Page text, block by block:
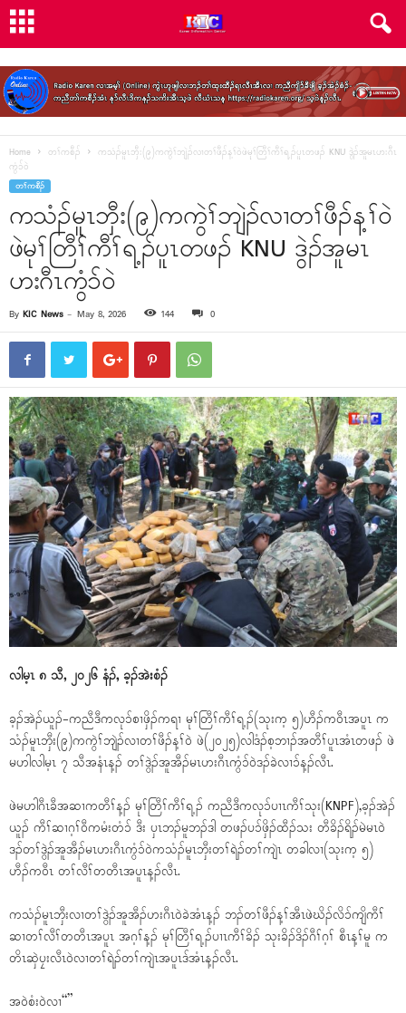
Home တၢ်ကစီၣ်
ကသံၣ်မူၤဘှီး(၉)ကကွဲၢ်ဘျဲၣ်လၢတၢ်ဖီၣ်န့ၢ်ဝဲဖဲမုၢ်တြီၢ်ကီၢ်ရ့ၣ်ပူၤတဖၣ် KNU ဒွဲၣ်အူမၤဟးဂီၤ
ကွံၥ်ဝဲ
တၢ်ကစီၣ်
ကသံၣ်မူၤဘှီး(၉)ကကွဲၢ်ဘျဲၣ်လၢတၢ်ဖီၣ်န့ၢ်ဝဲ
ဖဲမုၢ်တြီၢ်ကီၢ်ရ့ၣ်ပူၤတဖၣ် KNU ဒွဲၣ်အူမၤ
ဟးဂီၤကွံၥ်ဝဲ
By KIC News - May 8, 2026 144 0
လါမ့ၤ ၈ သီ, ၂၀၂၆ နံၣ်, ခ့ၣ်အဲးစံၣ်
ခ့ၣ်အဲၣ်ယူၣ်-ကညီဒီကလုၥ်စၢဖှိၣ်ကရၢ မုၢ်တြီၢ်ကီၢ်ရ့ၣ်(သုးက့ ၅)ဟီၣ်ကဝီၤအပူၤ က
သံၣ်မူၤဘှီး(၉)ကကွဲၢ်ဘျဲၣ်လၢတၢ်ဖီၣ်န့ၢ်ဝဲ ဖဲ(၂၀၂၅)လါဒံၣ်စ့ဘၢၣ်အတီၢ်ပူၤအံၤတဖၣ် ဖဲ
မဟါလါမ့ၤ ၇ သီအနံၤန့ၣ် တၢ်ဒွဲၣ်အူအီၣ်မၤဟးဂီၤကွံၥ်ဝဲဒၣ်ခဲလၢၥ်န့ၣ်လီၤ.
ဖဲမဟါဂီၤခီအဆၢကတီၢ်န့ၣ် မုၢ်တြီၢ်ကီၢ်ရ့ၣ် ကညီဒီကလုၥ်ပၢၤကီၢ်သုး(KNPF),ခ့ၣ်အဲၣ်
ယူၣ် ကီၢ်ဆၢဂ့ၢ်ဝီကမံးတံၥ် ဒီး ပှၤဘၣ်မူဘၣ်ဒါ တဖၣ်ပၥ်ဖှိၣ်ထီၣ်သး တီခိၣ်ရိၣ်မဲမၤဝဲ
ဒၣ်တၢ်ဒွဲၣ်အူအီၣ်မၤဟးဂီၤကွံၥ်ဝဲကသံၣ်မူၤဘှီးတၢ်ရဲၣ်တၢ်ကျဲၤ တခါလၢ(သုးက့ ၅)
ဟီၣ်ကဝီၤ တၢ်လီၢ်တတီၤအပူၤန့ၣ်လီၤ.
ကသံၣ်မူၤဘှီးလၢတၢ်ဒွဲၣ်အူအီၣ်ဟးဂီၤဝဲခဲအံၤန့ၣ် ဘၣ်တၢ်ဖီၣ်န့ၢ်အီၤဖဲဃိၣ်လိၥ်ကျိကီၢ်
ဆၢတၢ်လီၢ်တတီၤအပူၤ အဂ့ၢ်န့ၣ် မုၢ်တြီၢ်ရ့ၣ်ပၢၤကီၢ်ခိၣ် သုးခိၣ်ဒိၣ်ဂီၢ်ဂ့ၢ် စီၤန့ၢ်မူ က
တိၤဆှဲပၠးလီၤဝဲလၢတၢ်ရဲၣ်တၢ်ကျဲၤအပူၤဒ်အံၤန့ၣ်လီၤ.
အဝဲစံးဝဲလၢ“”